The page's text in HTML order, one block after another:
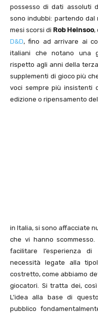
possesso di dati assoluti
sono indubbi: partendo dal
mesi scorsi di Rob Heinsoo,
D&D, fino ad arrivare ai
italiani che notano una
rispetto agli anni della
supplementi di gioco più
voci sempre più insistenti
edizione o ripensamento
in Italia, si sono affacciate
che vi hanno
facilitare l’esperienza
necessità legate alla
costretto, come abbiamo
giocatori. Si tratta dei, così
L’idea alla base di
pubblico